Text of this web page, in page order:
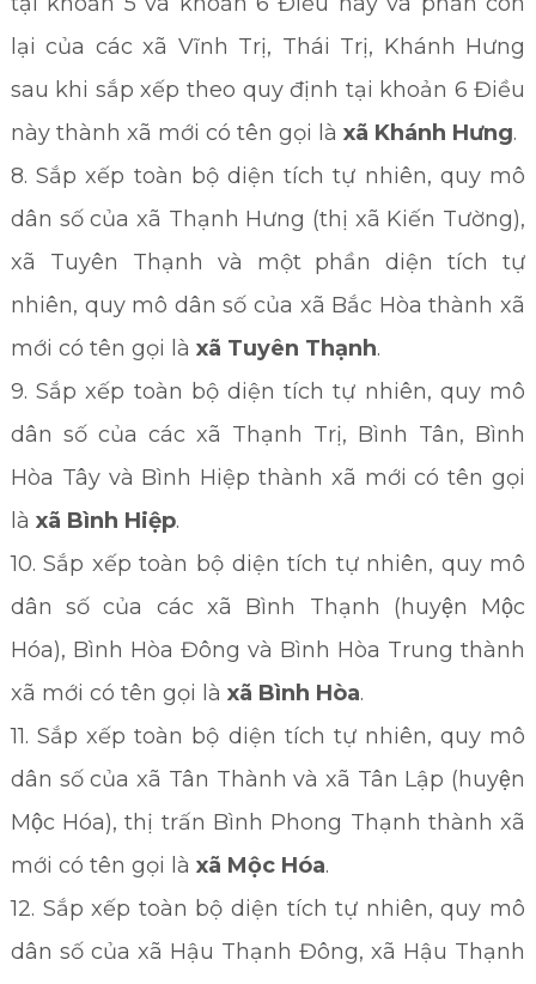
lại của các xã Vĩnh Trị, Thái Trị, Khánh Hưng
sau khi sắp xếp theo quy định tại khoản 6 Điều
này thành xã mới có tên gọi là xã Khánh Hưng.
8. Sắp xếp toàn bộ diện tích tự nhiên, quy mô
dân số của xã Thạnh Hưng (thị xã Kiến Tường),
xã Tuyên Thạnh và một phần diện tích tự
nhiên, quy mô dân số của xã Bắc Hòa thành xã
mới có tên gọi là xã Tuyên Thạnh.
9. Sắp xếp toàn bộ diện tích tự nhiên, quy mô
dân số của các xã Thạnh Trị, Bình Tân, Bình
Hòa Tây và Bình Hiệp thành xã mới có tên gọi
là xã Bình Hiệp.
10. Sắp xếp toàn bộ diện tích tự nhiên, quy mô
dân số của các xã Bình Thạnh (huyện Mộc
Hóa), Bình Hòa Đông và Bình Hòa Trung thành
xã mới có tên gọi là xã Bình Hòa.
11. Sắp xếp toàn bộ diện tích tự nhiên, quy mô
dân số của xã Tân Thành và xã Tân Lập (huyện
Mộc Hóa), thị trấn Bình Phong Thạnh thành xã
mới có tên gọi là xã Mộc Hóa.
12. Sắp xếp toàn bộ diện tích tự nhiên, quy mô
dân số của xã Hậu Thạnh Đông, xã Hậu Thạnh